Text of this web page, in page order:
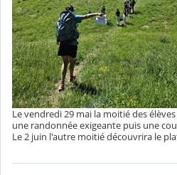
Le vendredi 29 mai la moitié des
une randonnée exigeante puis une
Le 2 juin l'autre moitié découvrira le